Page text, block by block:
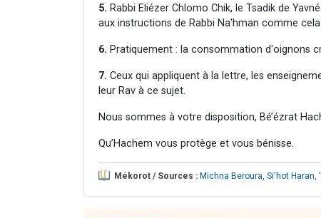
5. Rabbi Eliézer Chlomo Chik, le Tsadik de
aux instructions de Rabbi Na'hman comme
6. Pratiquement : la consommation d'oignons
7. Ceux qui appliquent à la lettre, les
leur Rav à ce sujet.
Nous sommes à votre disposition, Bé’ézrat
Qu’Hachem vous protège et vous bénisse.
Mékorot / Sources : Michna Beroura Si'hot Haran